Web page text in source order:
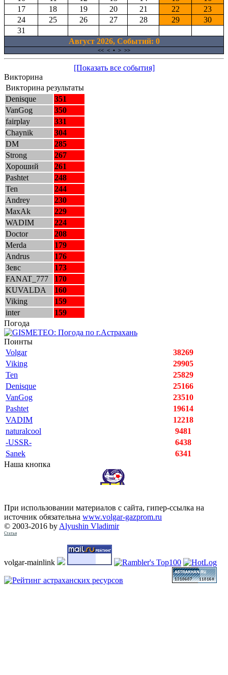
17
18 19 20 21 22
23
24
25 26 27 28 29
30
31
Август 2026, Cобытий: 0
<< < • > >>
[Показать все события]
Викторина
Викторина результаты
Denisque
351
VanGog
350
fairplay
331
Chaynik
304
DM
285
Strong
267
Хороший
261
Pashtet
248
Ten
244
Andrey
230
MaxAk
229
WADIM
224
Doctor
208
Merda
179
Andrus
176
Зевс
173
FANAT_777
170
KUVALDA
160
Viking
159
inter
159
Погода
Поинты
Volgar
38269
Viking
29905
Ten
25829
Denisque
25166
VanGog
23510
Pashtet
19614
VADIM
12218
naturalcool
9481
-USSR-
6438
Sanek
6341
Наша кнопка
При использовании материалов с сайта, гипер-ссылка на
источник обязательна www.volgar-gazprom.ru
© 2003-2016 by Alyushin Vladimir
Статьи
volgar-mainlink